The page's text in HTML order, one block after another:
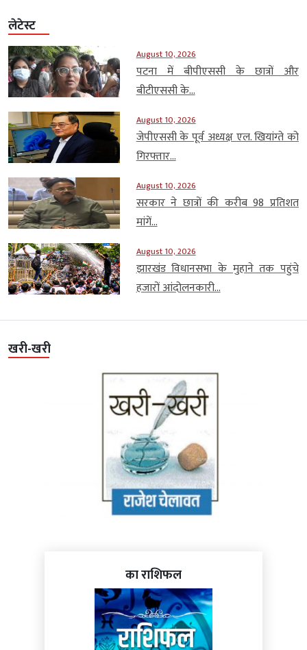
लेटेस्ट
August 10, 2026
पटना में बीपीएससी के छात्रों और
बीटीएससी के...
August 10, 2026
जेपीएससी के पूर्व अध्यक्ष एल. खियांग्ते को
गिरफ्तार...
August 10, 2026
सरकार ने छात्रों की करीब 98 प्रतिशत
मांगें...
August 10, 2026
झारखंड विधानसभा के मुहाने तक पहुंचे
हजारों आंदोलनकारी...
खरी-खरी
का राशिफल